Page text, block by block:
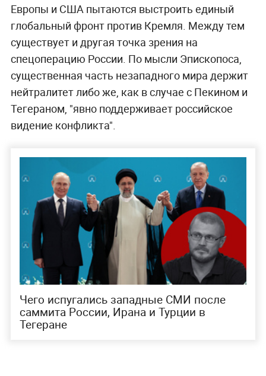
Европы и США пытаются выстроить единый
глобальный фронт против Кремля. Между тем
существует и другая точка зрения на
спецоперацию России. По мысли Эпископоса,
существенная часть незападного мира держит
нейтралитет либо же, как в случае с Пекином и
Тегераном, "явно поддерживает российское
видение конфликта".
Чего испугались западные СМИ после
саммита России, Ирана и Турции в
Тегеране